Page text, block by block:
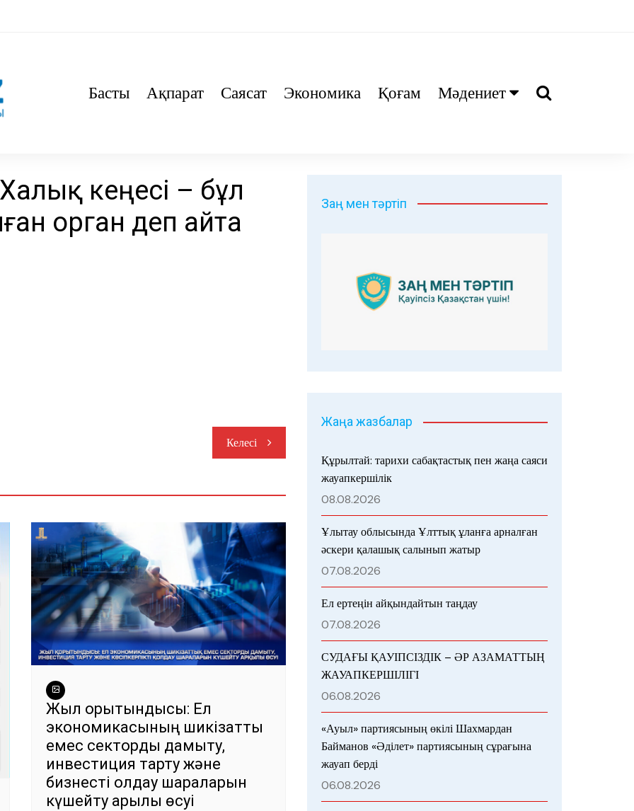
Басты Ақпарат Саясат Экономика Қоғам Мәдениет
кеңесі – бұл
орган деп айта
Келесі
Жыл қорытындысы: Ел
экономикасының шикізаттық
емес секторды дамыту,
инвестиция тарту және
бизнесті қолдау шараларын
күшейту арқылы өсуі
Заң мен тәртіп
Жаңа жазбалар
Құрылтай: тарихи сабақтастық пен жаңа саяси
жауапкершілік
08.08.2026
Ұлытау облысында Ұлттық ұланға арналған
әскери қалашық салынып жатыр
07.08.2026
Ел ертеңін айқындайтын таңдау
07.08.2026
СУДАҒЫ ҚАУІПСІЗДІК – ӘР АЗАМАТТЫҢ
ЖАУАПКЕРШІЛІГІ
06.08.2026
«Ауыл» партиясының өкілі Шахмардан
Байманов «Әділет» партиясының сұрағына
жауап берді
06.08.2026